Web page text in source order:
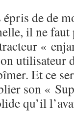
de de
il ne
«
utilisateur
Et ce
son «
qu’il